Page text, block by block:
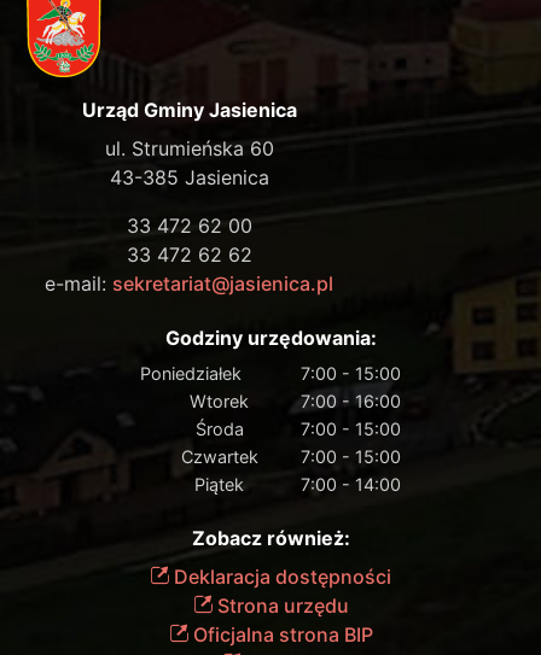
Urząd Gminy Jasienica
ul. Strumieńska 60
43-385 Jasienica
33 472 62 00
33 472 62 62
e-mail: sekretariat@jasienica.pl
Godziny urzędowania:
Poniedziałek
7:00 - 15:00
Wtorek
7:00 - 16:00
Środa
7:00 - 15:00
Czwartek
7:00 - 15:00
Piątek
7:00 - 14:00
Zobacz również:
Deklaracja dostępności
Strona urzędu
Oficjalna strona BIP